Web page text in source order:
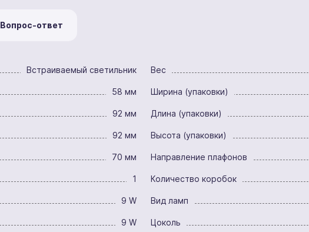
Вопрос-ответ
Встраиваемый светильник
58 мм
92 мм
92 мм
70 мм
1
9 W
9 W
Вес
Ширина (упаковки)
Длина (упаковки)
Высота (упаковки)
Направление плафонов
Количество коробок
Вид ламп
Цоколь